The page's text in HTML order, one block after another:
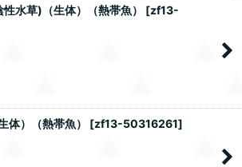
水草)（生体）（熱帯魚） [zf13-
）（熱帯魚） [zf13-50316261]